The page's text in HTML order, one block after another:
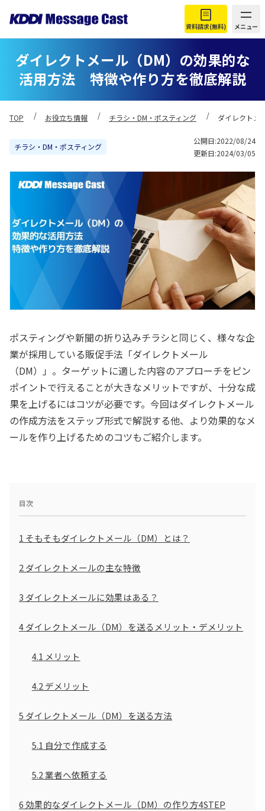
資料請求(無料) メニュー
ダイレクトメール（DM）の効果的な
活用方法 特徴や作り方を徹底解説
TOP お役立ち情報 チラシ・DM・ポスティング ダイレクトメ
チラシ・DM・ポスティング
公開日:2022/08/24
更新日:2024/03/05
ポスティングや新聞の折り込みチラシと同じく、様々な企
業が採用している販促手法「ダイレクトメール
（DM）」。ターゲットに適した内容のアプローチをピン
ポイントで行えることが大きなメリットですが、十分な成
果を上げるにはコツが必要です。今回はダイレクトメール
の作成方法をステップ形式で解説する他、より効果的なメ
ールを作り上げるためのコツもご紹介します。
目次
1 そもそもダイレクトメール（DM）とは？
2 ダイレクトメールの主な特徴
3 ダイレクトメールに効果はある？
4ダイレクトメール（DM）を送るメリット・デメリット
4.1 メリット
4.2 デメリット
5 ダイレクトメール（DM）を送る方法
5.1 自分で作成する
5.2業者へ依頼する
6効果的なダイレクトメール（DM）の作り方4STEP